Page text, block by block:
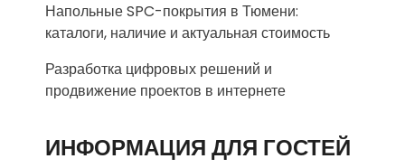
Напольные SPC-покрытия в Тюмени:
каталоги, наличие и актуальная стоимость
Разработка цифровых решений и
продвижение проектов в интернете
ИНФОРМАЦИЯ ДЛЯ ГОСТЕЙ